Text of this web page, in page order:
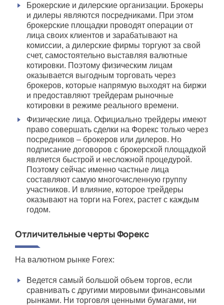
Брокерские и дилерские организации. Брокеры
и дилеры являются посредниками. При этом
брокерские площадки проводят операции от
лица своих клиентов и зарабатывают на
комиссии, а дилерские фирмы торгуют за свой
счет, самостоятельно выставляя валютные
котировки. Поэтому физическим лицам
оказывается выгодным торговать через
брокеров, которые напрямую выходят на биржи
и предоставляют трейдерам рыночные
котировки в режиме реального времени.
Физические лица. Официально трейдеры имеют
право совершать сделки на Форекс только через
посредников – брокеров или дилеров. Но
подписание договоров с брокерской площадкой
является быстрой и несложной процедурой.
Поэтому сейчас именно частные лица
составляют самую многочисленную группу
участников. И влияние, которое трейдеры
оказывают на торги на Forex, растет с каждым
годом.
Отличительные черты Форекс
На валютном рынке Forex:
Ведется самый большой объем торгов, если
сравнивать с другими мировыми финансовыми
рынками. Ни торговля ценными бумагами, ни